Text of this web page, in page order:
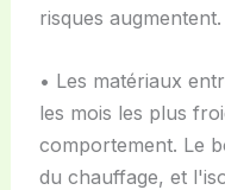
risques augmentent.
• Les matériaux
les mois les plus
comportement. Le
du chauffage, et